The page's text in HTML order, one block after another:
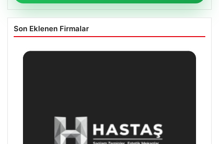
Son Eklenen Firmalar